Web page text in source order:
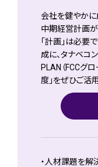
会社を健やかに
中期経営計画が
「計画」は必要
成に、タナベコ
PLAN（FCCグロ
度」をぜひご活
・人材課題を解